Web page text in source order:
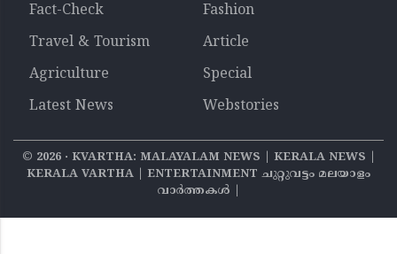
Fact-Check
Fashion
Travel & Tourism
Article
Agriculture
Special
Latest News
Webstories
© 2026‧ KVARTHA: MALAYALAM NEWS | KERALA NEWS |
KERALA VARTHA | ENTERTAINMENT ചുറ്റുവട്ടം മലയാളം
വാര്‍ത്തകൾ |